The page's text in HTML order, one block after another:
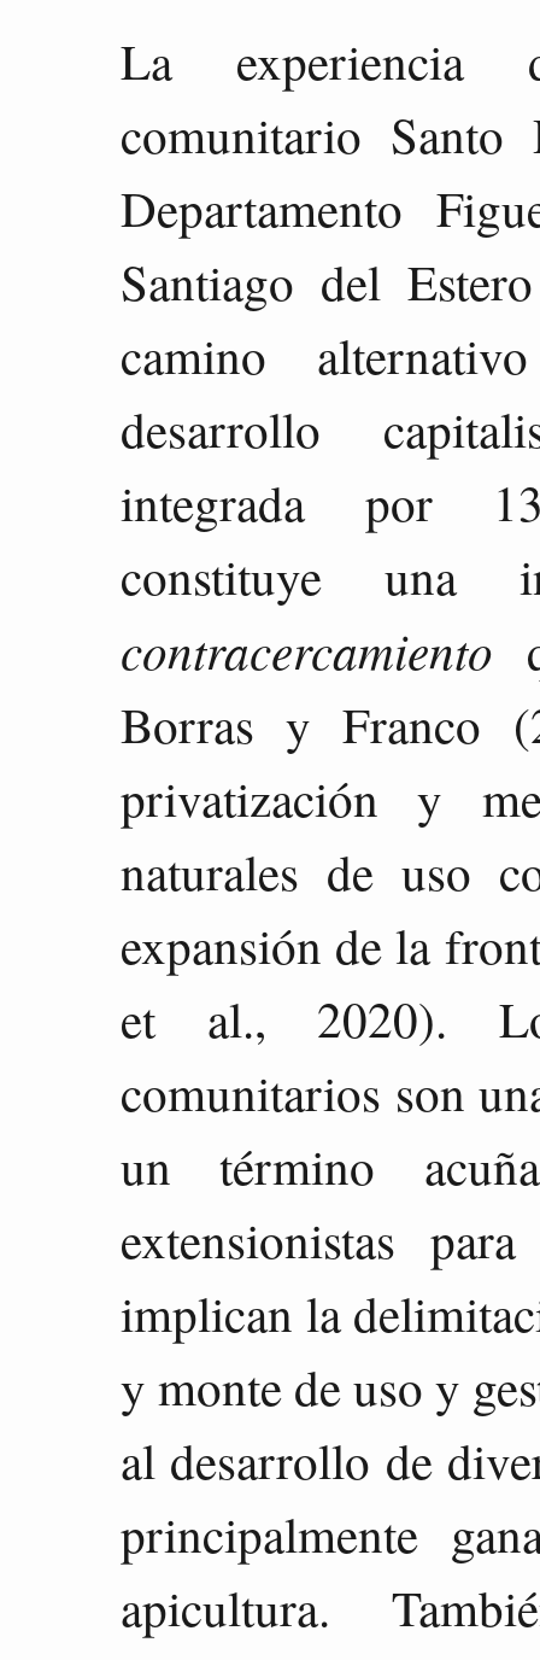
La experiencia
comunitario
Departamento
Santiago del
camino
desarrollo
integrada por
constituye una
contracercamiento
Borras y Franco
privatización y
naturales de uso
expansión de la
et al., 2020).
comunitarios son
un término
extensionistas
implican la
y monte de uso y
al desarrollo de
principalmente
apicultura.